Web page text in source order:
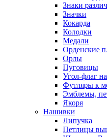
Знаки
Значки
Кокарда
Колодки
Медали
Орденские
Орлы
Пуговицы
Угол-флаг
Футляры к
Эмблемы,
Якоря
Нашивки
Липучка
Петлицы